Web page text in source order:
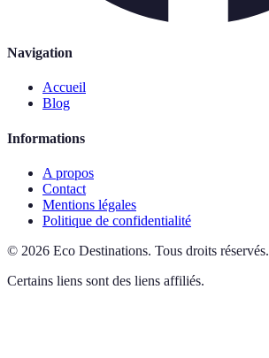
Navigation
Accueil
Blog
Informations
A propos
Contact
Mentions légales
Politique de confidentialité
© 2026 Eco Destinations. Tous droits réservés.
Certains liens sont des liens affiliés.